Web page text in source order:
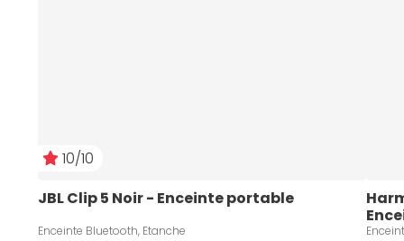
10/10
JBL Clip 5 Noir - Enceinte portable
Enceinte Bluetooth, Etanche